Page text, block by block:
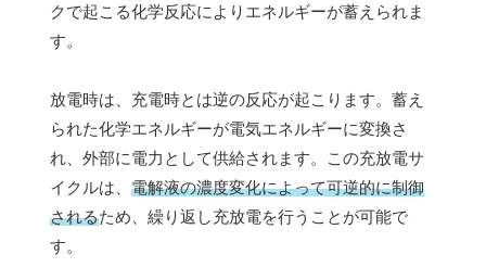
クで起こる化学反応によりエネルギーが蓄えられま
す。
放電時は、充電時とは逆の反応が起こります。蓄え
られた化学エネルギーが電気エネルギーに変換さ
れ、外部に電力として供給されます。この充放電サ
イクルは、 電解液の濃度変化によって可逆的に制御
されるため、繰り返し充放電を行うことが可能で
す。